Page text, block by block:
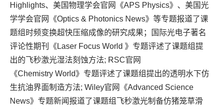
Highlights、 美国物理学会官网《APS Physics》、美国光
学学会官网《Optics & Photonics News》等专题报道了课
题组时频变换超快压缩成像的研究成果；国际光电子著名
评论性期刊《 Laser Focus World 》专题评述了课题组提
出的飞秒激光湿法刻蚀方法; RSC官网
《Chemistry World》专题评述了课题组提出的透明水下仿
生抗油界面制造方法; Wiley官网《Advanced Science
News》专题新闻报道了课题组飞秒激光制备仿猪笼草滑